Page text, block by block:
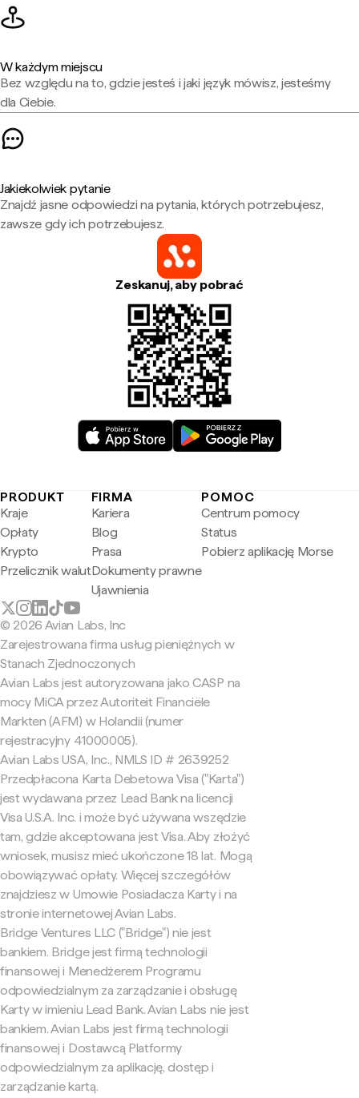
W każdym miejscu
Bez względu na to, gdzie jesteś i jaki język mówisz, jesteśmy
dla Ciebie.
Jakiekolwiek pytanie
Znajdź jasne odpowiedzi na pytania, których potrzebujesz,
zawsze gdy ich potrzebujesz.
Zeskanuj, aby pobrać
PRODUKT
Kraje
Opłaty
Krypto
Przelicznik walut
FIRMA
Kariera
Blog
Prasa
Dokumenty prawne
Ujawnienia
POMOC
Centrum pomocy
Status
Pobierz aplikację Morse
© 2026 Avian Labs, Inc
Zarejestrowana firma usług pieniężnych w
Stanach Zjednoczonych
Avian Labs jest autoryzowana jako CASP na
mocy MiCA przez Autoriteit Financiële
Markten (AFM) w Holandii (numer
rejestracyjny 41000005).
Avian Labs USA, Inc., NMLS ID # 2639252
Przedpłacona Karta Debetowa Visa ("Karta")
jest wydawana przez Lead Bank na licencji
Visa U.S.A. Inc. i może być używana wszędzie
tam, gdzie akceptowana jest Visa. Aby złożyć
wniosek, musisz mieć ukończone 18 lat. Mogą
obowiązywać opłaty. Więcej szczegółów
znajdziesz w Umowie Posiadacza Karty i na
stronie internetowej Avian Labs.
Bridge Ventures LLC ("Bridge") nie jest
bankiem. Bridge jest firmą technologii
finansowej i Menedżerem Programu
odpowiedzialnym za zarządzanie i obsługę
Karty w imieniu Lead Bank. Avian Labs nie jest
bankiem. Avian Labs jest firmą technologii
finansowej i Dostawcą Platformy
odpowiedzialnym za aplikację, dostęp i
zarządzanie kartą.